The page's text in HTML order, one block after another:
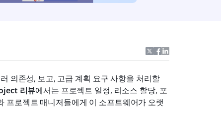
의존성, 보고, 고급 계획 요구 사항을 처리할
리뷰에서는 프로젝트 일정, 리소스 할당, 포
프로젝트 매니저들에게 이 소프트웨어가 오랫